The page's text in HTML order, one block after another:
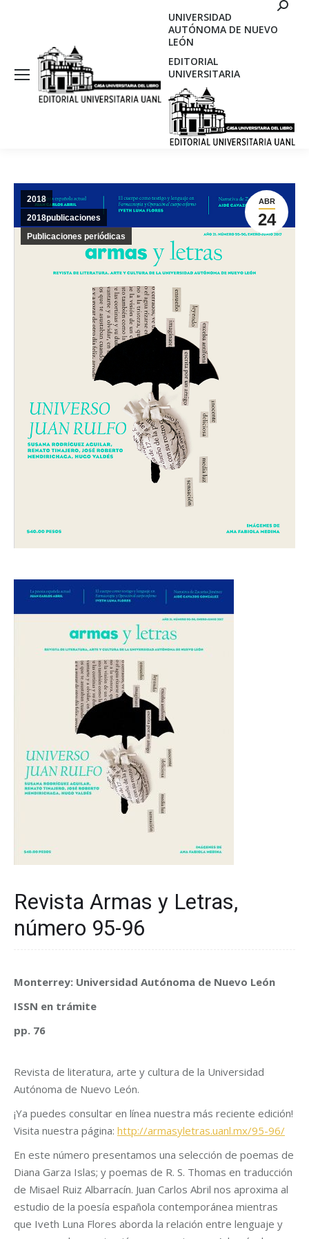
UNIVERSIDAD
AUTÓNOMA DE NUEVO
LEÓN
EDITORIAL
UNIVERSITARIA
ABR
24
2018
2018publicaciones
Publicaciones periódicas
Revista Armas y Letras,
número 95-96
Monterrey: Universidad Autónoma de Nuevo León
ISSN en trámite
pp. 76
Revista de literatura, arte y cultura de la Universidad
Autónoma de Nuevo León.
¡Ya puedes consultar en línea nuestra más reciente edición!
Visita nuestra página: http://armasyletras.uanl.mx/95-96/
En este número presentamos una selección de poemas de
Diana Garza Islas; y poemas de R. S. Thomas en traducción
de Misael Ruiz Albarracín. Juan Carlos Abril nos aproxima al
estudio de la poesía española contemporánea mientras
que Iveth Luna Flores aborda la relación entre lenguaje y